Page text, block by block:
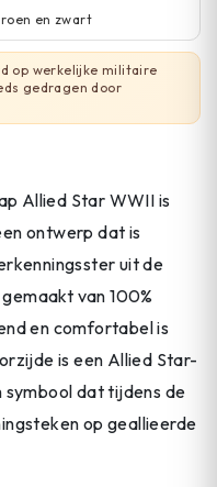
en zwart
op werkelijke militaire
gedragen door
Allied Star WWII is
ontwerp dat is
uit de
van 100%
en comfortabel is
is een Allied Star-
dat tijdens de
op geallieerde